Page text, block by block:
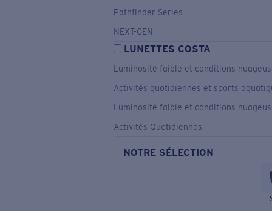
Pathfinder Series
NEXT-GEN
LUNETTES COSTA
Luminosité faible et conditions
Activités quotidiennes et sports
Luminosité faible et conditions
Activités Quotidiennes
NOTRE SÉLECTION